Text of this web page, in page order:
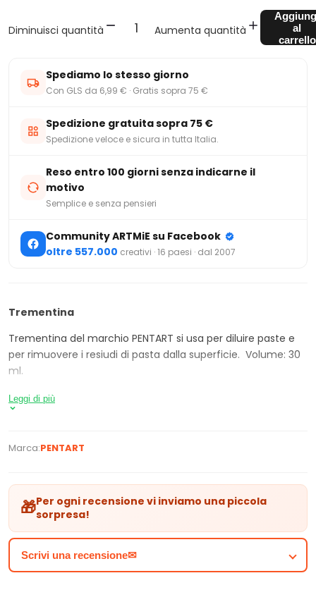
Diminuisci quantità Aumenta quantità
al
carrello
Spediamo lo stesso giorno
Con GLS da 6,99 € · Gratis sopra 75 €
Spedizione gratuita sopra 75 €
Spedizione veloce e sicura in tutta Italia.
Reso entro 100 giorni senza indicarne il
motivo
Semplice e senza pensieri
Community ARTMiE su Facebook
oltre 557.000 creativi · 16 paesi · dal 2007
Trementina
Trementina del marchio PENTART si usa per diluire paste e
per rimuovere i resiudi di pasta dalla superficie. Volume: 30
ml.
Leggi di più
Marca:PENTART
🎁Per ogni recensione vi inviamo una piccola
sorpresa!
Scrivi una recensione✉